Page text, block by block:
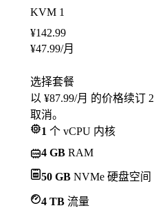
KVM 1
¥142.99
¥47.99/月
选择套餐
以 ¥87.99/月 的价格续订
取消。
1 个 vCPU 内核
4 GB RAM
50 GB NVMe 硬盘空间
4 TB 流量